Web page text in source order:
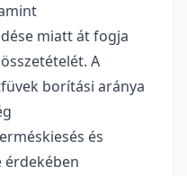
miatt át fogja
A
borítási aránya
és
érdekében